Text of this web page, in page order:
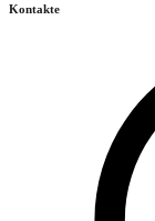
Kontakte